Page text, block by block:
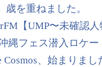
歳を重ねました。
【UMP〜未確認
縄フェス潜入ロケー
Cosmos、始まりまし